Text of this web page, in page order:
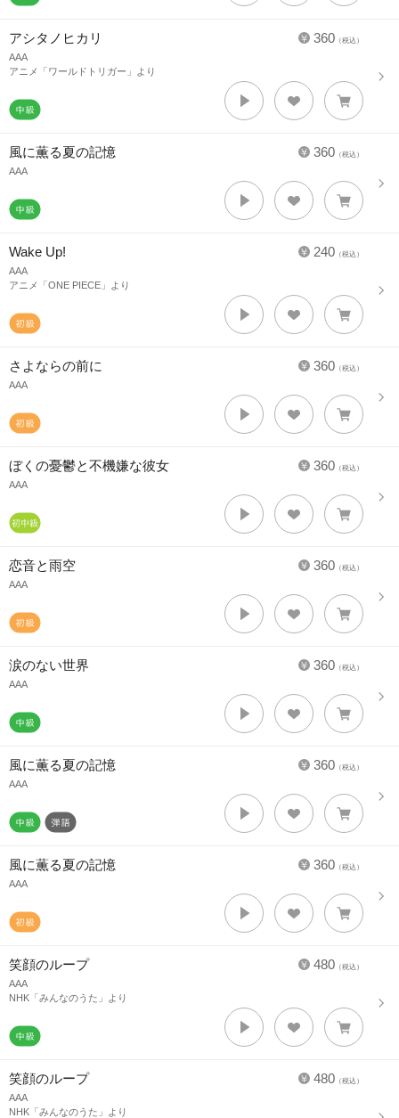
360 （税込）
アシタノヒカリ
AAA
アニメ「ワールドトリガー」より
360 （税込）
風に薫る夏の記憶
AAA
240 （税込）
Wake Up!
AAA
アニメ「ONE PIECE」より
360 （税込）
さよならの前に
AAA
360 （税込）
ぼくの憂鬱と不機嫌な彼女
AAA
360 （税込）
恋音と雨空
AAA
360 （税込）
涙のない世界
AAA
360 （税込）
風に薫る夏の記憶
AAA
360 （税込）
風に薫る夏の記憶
AAA
480 （税込）
笑顔のループ
AAA
NHK「みんなのうた」より
480 （税込）
笑顔のループ
AAA
NHK「みんなのうた」より